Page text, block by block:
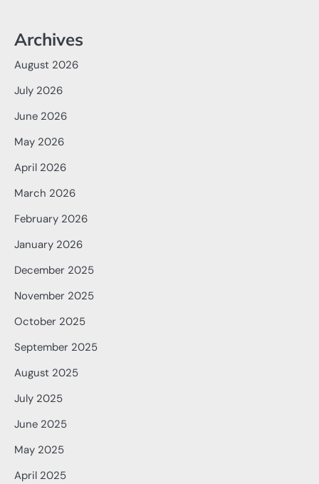
Archives
August 2026
July 2026
June 2026
May 2026
April 2026
March 2026
February 2026
January 2026
December 2025
November 2025
October 2025
September 2025
August 2025
July 2025
June 2025
May 2025
April 2025